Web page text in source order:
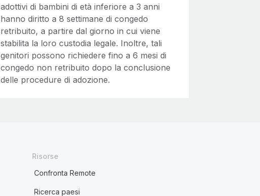
adottivi di bambini di età inferiore a 3 anni
hanno diritto a 8 settimane di congedo
retribuito, a partire dal giorno in cui viene
stabilita la loro custodia legale. Inoltre, tali
genitori possono richiedere fino a 6 mesi di
congedo non retribuito dopo la conclusione
delle procedure di adozione.
Risorse
Confronta Remote
Ricerca paesi